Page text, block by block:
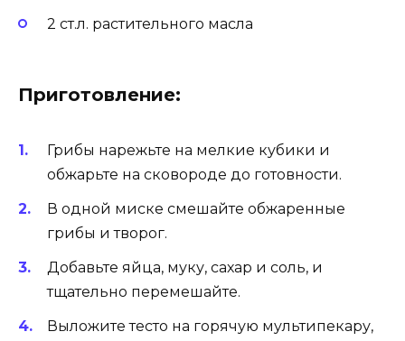
2 ст.л. растительного масла
Приготовление:
Грибы нарежьте на мелкие кубики и
обжарьте на сковороде до готовности.
В одной миске смешайте обжаренные
грибы и творог.
Добавьте яйца, муку, сахар и соль, и
тщательно перемешайте.
Выложите тесто на горячую мультипекару,